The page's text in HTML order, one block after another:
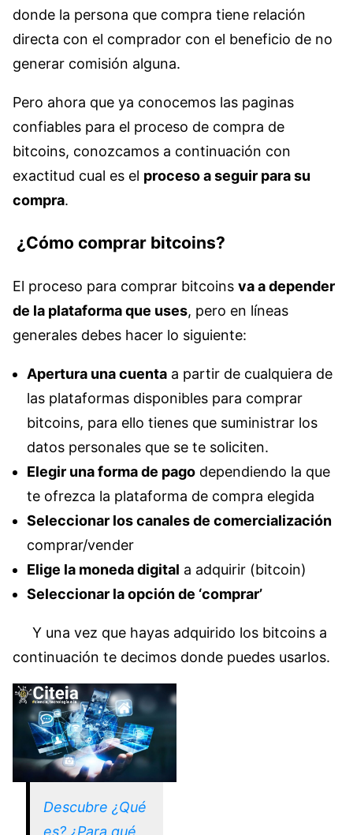
donde la persona que compra tiene relación
directa con el comprador con el beneficio de no
generar comisión alguna.
Pero ahora que ya conocemos las paginas
confiables para el proceso de compra de
bitcoins, conozcamos a continuación con
exactitud cual es el proceso a seguir para su
compra.
¿Cómo comprar bitcoins?
El proceso para comprar bitcoins va a depender
de la plataforma que uses, pero en líneas
generales debes hacer lo siguiente:
Apertura una cuenta a partir de cualquiera de
las plataformas disponibles para comprar
bitcoins, para ello tienes que suministrar los
datos personales que se te soliciten.
Elegir una forma de pago dependiendo la que
te ofrezca la plataforma de compra elegida
Seleccionar los canales de comercialización
comprar/vender
Elige la moneda digital a adquirir (bitcoin)
Seleccionar la opción de ‘comprar’
Y una vez que hayas adquirido los bitcoins a
continuación te decimos donde puedes usarlos.
Descubre ¿Qué
es? ¿Para qué